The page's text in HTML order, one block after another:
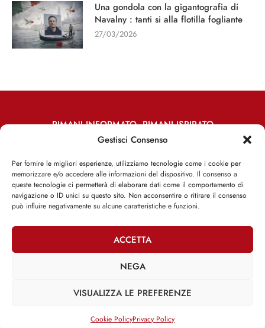
Gestisci Consenso
Per fornire le migliori esperienze, utilizziamo tecnologie come i cookie per
memorizzare e/o accedere alle informazioni del dispositivo. Il consenso a
queste tecnologie ci permetterà di elaborare dati come il comportamento di
navigazione o ID unici su questo sito. Non acconsentire o ritirare il consenso
può influire negativamente su alcune caratteristiche e funzioni.
ACCETTA
NEGA
VISUALIZZA LE PREFERENZE
Cookie PolicyPrivacy Policy
Una gondola con la gigantografia di
Navalny : tanti si alla flotilla fogliante
27/03/2026
RIMANI INFORMATO, RIMANI ISPIRATO
Iscriviti alla Newsletter
ISCRIVITI ADESSO
Facebook Twitter Email
–Cookie Policy